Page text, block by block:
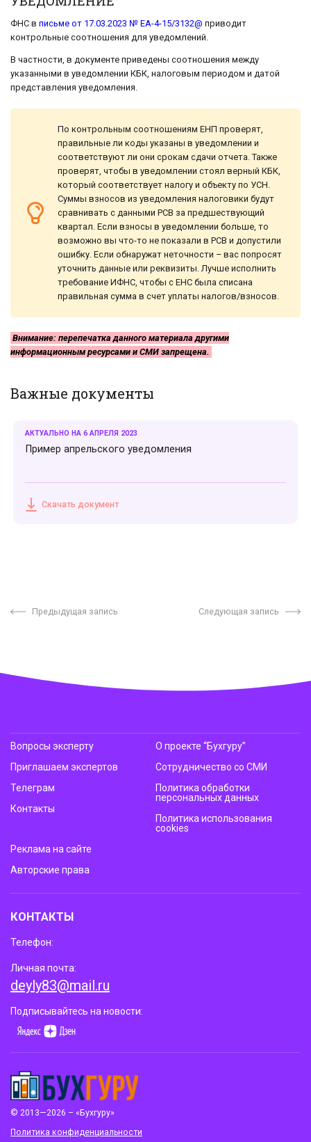
ФНС в письме от 17.03.2023 № ЕА-4-15/3132@ приводит
контрольные соотношения для уведомлений.
В частности, в документе приведены соотношения между
указанными в уведомлении КБК, налоговым периодом и датой
представления уведомления.
По контрольным соотношениям ЕНП проверят,
правильные ли коды указаны в уведомлении и
соответствуют ли они срокам сдачи отчета. Также
проверят, чтобы в уведомлении стоял верный КБК,
который соответствует налогу и объекту по УСН.
Суммы взносов из уведомления налоговики будут
сравнивать с данными РСВ за предшествующий
квартал. Если взносы в уведомлении больше, то
возможно вы что-то не показали в РСВ и допустили
ошибку. Если обнаружат неточности – вас попросят
уточнить данные или реквизиты. Лучше исполнить
требование ИФНС, чтобы с ЕНС была списана
правильная сумма в счет уплаты налогов/взносов.
Внимание: перепечатка данного материала другими
информационным ресурсами и СМИ запрещена.
Важные документы
АКТУАЛЬНО НА 6 АПРЕЛЯ 2023
Пример апрельского уведомления
Скачать документ
Предыдущая запись Следующая запись
© 2013—2026 – «Бухгуру»
Политика конфиденциальности
Вопросы эксперту
Приглашаем экспертов
Телеграм
Контакты
О проекте “Бухгуру”
Сотрудничество со СМИ
Политика обработки
персональных данных
Политика использования
cookies
Реклама на сайте
Авторские права
КОНТАКТЫ
Телефон:
Личная почта:
deyly83@mail.ru
Подписывайтесь на новости: